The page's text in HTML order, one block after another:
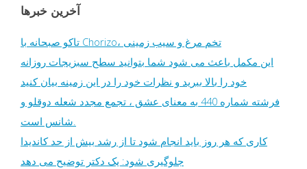
آخرین خبرها
تاکو صبحانه با Chorizo، تخم مرغ و سیب زمینی
این مکمل باعث می شود شما بتوانید سطح سبزیجات روزانه
خود را بالا ببرید و نظرات خود را در این زمینه بیان کنید
فرشته شماره 440 به معنای عشق ، تجمع مجدد شعله دوقلو و
شانس است.
کاری که هر روز باید انجام شود تا از رشد بیش از حد کاندیدا
جلوگیری شود: یک دکتر توضیح می دهد